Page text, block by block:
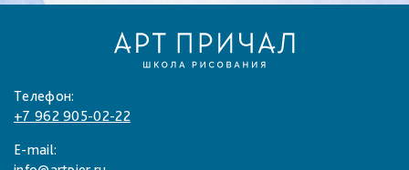
Телефон:
+7 962 905-02-22
E-mail: